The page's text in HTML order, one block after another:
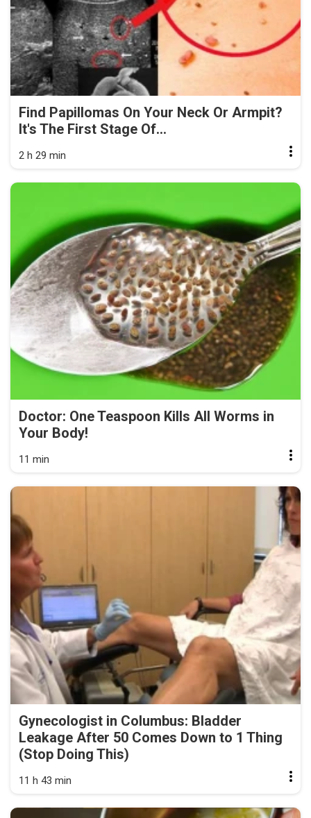
Find Papillomas On Your Neck Or Armpit?
It's The First Stage Of...
2 h 29 min
Doctor: One Teaspoon Kills All Worms in
Your Body!
11 min
Gynecologist in Columbus: Bladder
Leakage After 50 Comes Down to 1 Thing
(Stop Doing This)
11 h 43 min